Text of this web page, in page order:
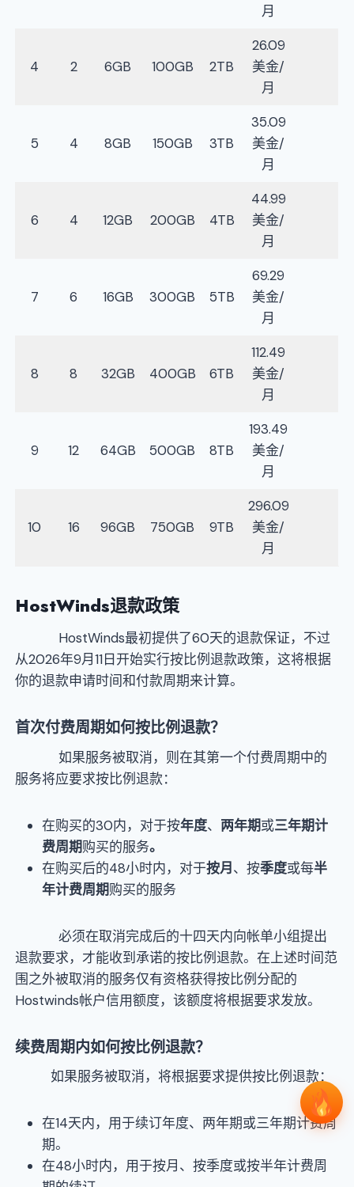
月
4 2 6GB 100GB 2TB
26.09
美金/
月
5 4 8GB 150GB 3TB
35.09
美金/
月
6 4 12GB 200GB 4TB
44.99
美金/
月
7 6 16GB 300GB 5TB
69.29
美金/
月
8 8 32GB 400GB 6TB
112.49
美金/
月
9 12 64GB 500GB 8TB
193.49
美金/
月
10 16 96GB 750GB 9TB
296.09
美金/
月
HostWinds退款政策
HostWinds最初提供了60天的退款保证，不过
从2026年9月11日开始实行按比例退款政策，这将根据
你的退款申请时间和付款周期来计算。
首次付费周期如何按比例退款？
如果服务被取消，则在其第一个付费周期中的
服务将应要求按比例退款：
在购买的30内，对于按年度、 两年期或三年期计
费周期购买的服务。
在购买后的48小时内，对于按月、按季度或每半
年计费周期购买的服务
必须在取消完成后的十四天内向帐单小组提出
退款要求，才能收到承诺的按比例退款。在上述时间范
围之外被取消的服务仅有资格获得按比例分配的
Hostwinds帐户信用额度，该额度将根据要求发放。
续费周期内如何按比例退款？
如果服务被取消，将根据要求提供按比例退款：
在14天内，用于续订年度、两年期或三年期计费周
期。
在48小时内，用于按月、按季度或按半年计费周